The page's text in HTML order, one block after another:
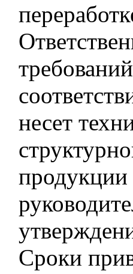
несет
продукции
Сроки